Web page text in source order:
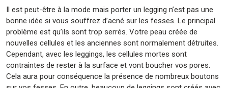
Il est peut-être à la mode mais porter un legging n’est pas une
bonne idée si vous souffrez d’acné sur les fesses. Le principal
problème est qu’ils sont trop serrés. Votre peau créée de
nouvelles cellules et les anciennes sont normalement détruites.
Cependant, avec les leggings, les cellules mortes sont
contraintes de rester à la surface et vont boucher vos pores.
Cela aura pour conséquence la présence de nombreux boutons